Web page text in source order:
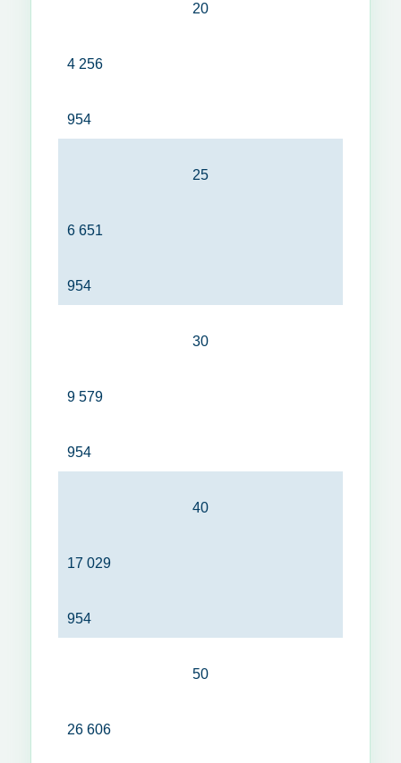
20
4 256
954
25
6 651
954
30
9 579
954
40
17 029
954
50
26 606